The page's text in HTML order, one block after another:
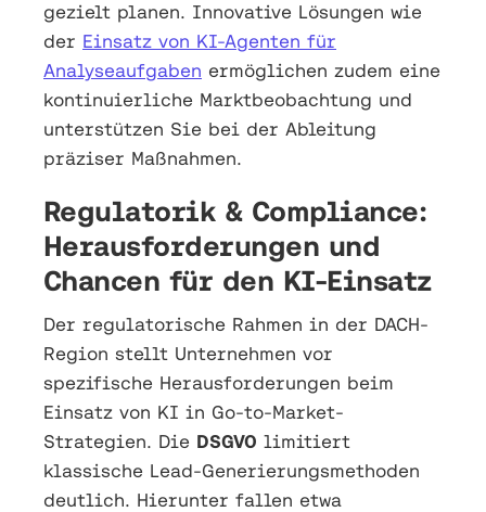
gezielt planen. Innovative Lösungen wie
der Einsatz von KI-Agenten für
Analyseaufgaben ermöglichen zudem eine
kontinuierliche Marktbeobachtung und
unterstützen Sie bei der Ableitung
präziser Maßnahmen.
Regulatorik & Compliance:
Herausforderungen und
Chancen für den KI-Einsatz
Der regulatorische Rahmen in der DACH-
Region stellt Unternehmen vor
spezifische Herausforderungen beim
Einsatz von KI in Go-to-Market-
Strategien. Die DSGVO limitiert
klassische Lead-Generierungsmethoden
deutlich. Hierunter fallen etwa